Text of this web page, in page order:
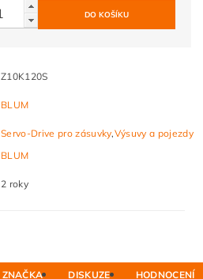
Z10K120S
BLUM
Servo-Drive pro zásuvky,Výsuvy a pojezdy
BLUM
2 roky
ZNAČKA DISKUZE HODNOCENÍ